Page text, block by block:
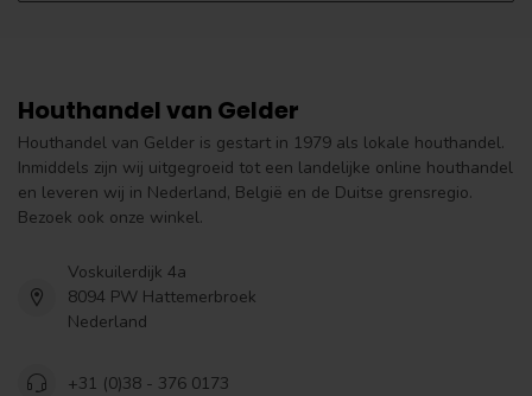
Houthandel van Gelder
Houthandel van Gelder is gestart in 1979 als lokale houthandel.
Inmiddels zijn wij uitgegroeid tot een landelijke online houthandel
en leveren wij in Nederland, België en de Duitse grensregio.
Bezoek ook onze winkel.
Voskuilerdijk 4a
8094 PW Hattemerbroek
Nederland
+31 (0)38 - 376 0173